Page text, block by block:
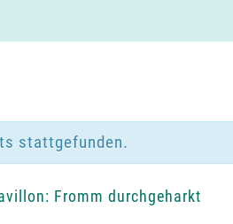
stattgefunden.
Fromm durchgeharkt